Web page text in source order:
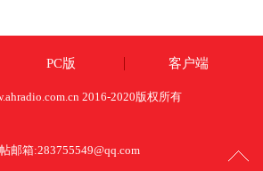
PC版 客户端
2016-2020版权所有
邮箱:283755549@qq.com